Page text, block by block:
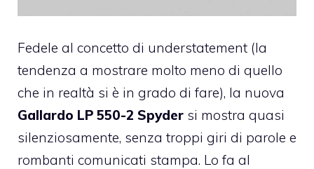
Fedele al concetto di understatement (la
tendenza a mostrare molto meno di quello
che in realtà si è in grado di fare), la nuova
Gallardo LP 550-2 Spyder si mostra quasi
silenziosamente, senza troppi giri di parole e
rombanti comunicati stampa. Lo fa al